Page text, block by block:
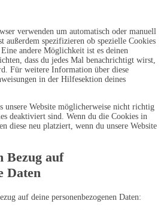
verwenden um automatisch oder manuell
außerdem spezifizieren ob spezielle Cookies
andere Möglichkeit ist es deinen
dass du jedes Mal benachrichtigt wirst,
Für weitere Information über diese
in der Hilfesektion deines
unsere Website möglicherweise nicht richtig
deaktiviert sind. Wenn du die Cookies in
diese neu platziert, wenn du unsere Website
Bezug auf
Daten
auf deine personenbezogenen Daten: